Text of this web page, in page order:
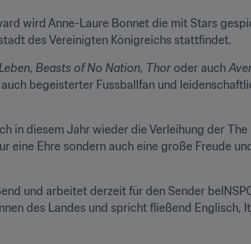
wird Anne-Laure Bonnet die mit Stars
des Vereinigten Königreichs stattfindet.
, Beasts of No Nation, Thor oder auch
begeisterter Fussballfan und
in diesem Jahr wieder die Verleihung der The
eine Ehre sondern auch eine große Freude
und arbeitet derzeit für den Sender
des Landes und spricht fließend Englisch,